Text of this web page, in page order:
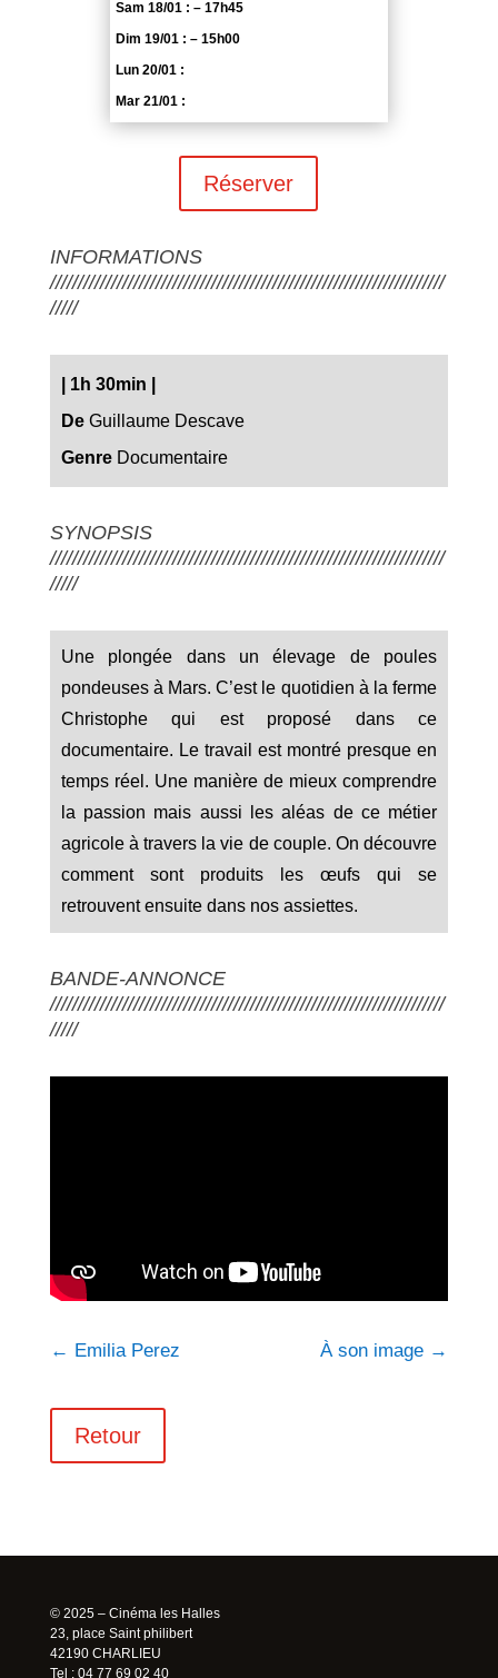
Sam 18/01 : – 17h45
Dim 19/01 : – 15h00
Lun 20/01 :
Mar 21/01 :
Réserver
INFORMATIONS
///////////////////////////////////////////////////////////////////////
/////
1h 30min
DeGuillaume Descave
GenreDocumentaire
SYNOPSIS
///////////////////////////////////////////////////////////////////////
/////
Une plongée dans un élevage de poules
pondeuses à Mars. C’est le quotidien à la ferme
Christophe qui est proposé dans ce
documentaire. Le travail est montré presque en
temps réel. Une manière de mieux comprendre
la passion mais aussi les aléas de ce métier
agricole à travers la vie de couple. On découvre
comment sont produits les œufs qui se
retrouvent ensuite dans nos assiettes.
BANDE-ANNONCE
///////////////////////////////////////////////////////////////////////
/////
← Emilia Perez À son image →
Retour
© 2025 – Cinéma les Halles
23, place Saint philibert
42190 CHARLIEU
Tel : 04 77 69 02 40